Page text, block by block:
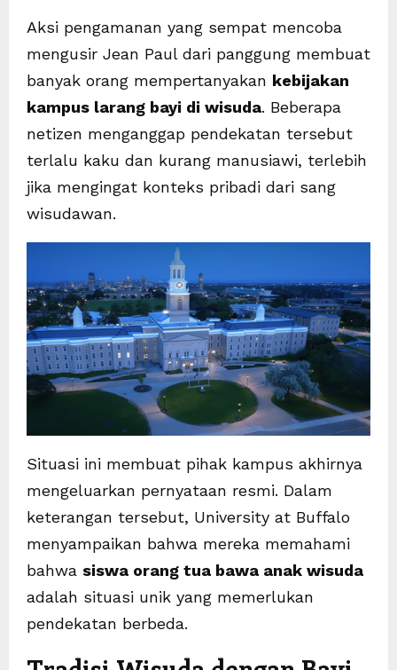
Aksi pengamanan yang sempat mencoba
mengusir Jean Paul dari panggung membuat
banyak orang mempertanyakan kebijakan
kampus larang bayi di wisuda. Beberapa
netizen menganggap pendekatan tersebut
terlalu kaku dan kurang manusiawi, terlebih
jika mengingat konteks pribadi dari sang
wisudawan.
Situasi ini membuat pihak kampus akhirnya
mengeluarkan pernyataan resmi. Dalam
keterangan tersebut, University at Buffalo
menyampaikan bahwa mereka memahami
bahwa siswa orang tua bawa anak wisuda
adalah situasi unik yang memerlukan
pendekatan berbeda.